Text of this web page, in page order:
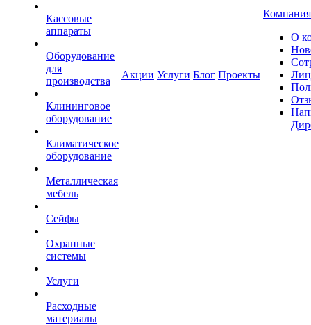
Кассовые
аппараты
Оборудование
для
производства
Клининговое
оборудование
Климатическое
оборудование
Металлическая
мебель
Сейфы
Охранные
системы
Услуги
Расходные
материалы
Акции Услуги Блог Проекты
Компания
О